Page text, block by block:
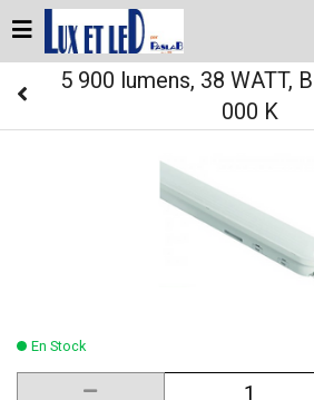
5 900 lumens, 38 WATT,
000 K
En Stock